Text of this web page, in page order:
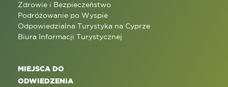
Zdrowie i Bezpieczeństwo
Podróżowanie po Wyspie
Odpowiedzialna Turystyka na Cyprze
Biura Informacji Turystycznej
MIEJSCA DO
ODWIEDZENIA